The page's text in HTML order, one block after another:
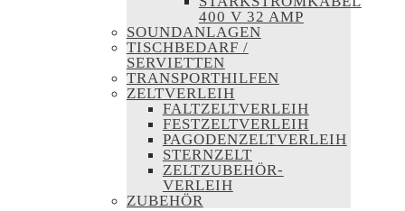
400 V 32 AMP
SOUNDANLAGEN
TISCHBEDARF /
SERVIETTEN
TRANSPORTHILFEN
ZELTVERLEIH
FALTZELTVERLEIH
FESTZELTVERLEIH
PAGODENZELTVERLEIH
STERNZELT
ZELTZUBEHÖR-
VERLEIH
ZUBEHÖR